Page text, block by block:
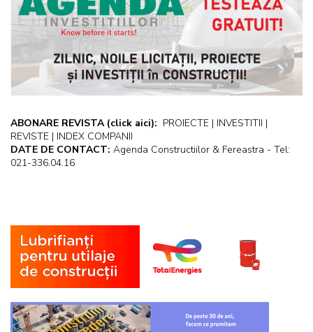
ABONARE REVISTA (click aici): PROIECTE | INVESTITII |
REVISTE | INDEX COMPANII
DATE DE CONTACT: Agenda Constructiilor & Fereastra - Tel:
021-336.04.16